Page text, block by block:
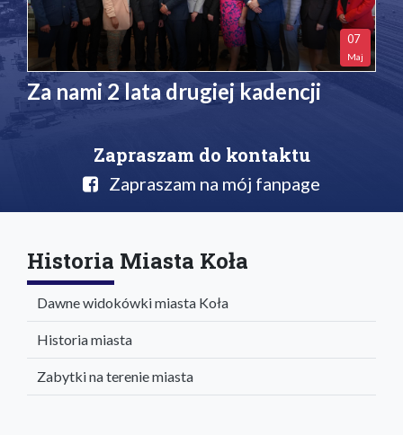
07
Maj
Za nami 2 lata drugiej kadencji
Zapraszam do kontaktu
Zapraszam na mój fanpage
Historia Miasta Koła
Dawne widokówki miasta Koła
Historia miasta
Zabytki na terenie miasta